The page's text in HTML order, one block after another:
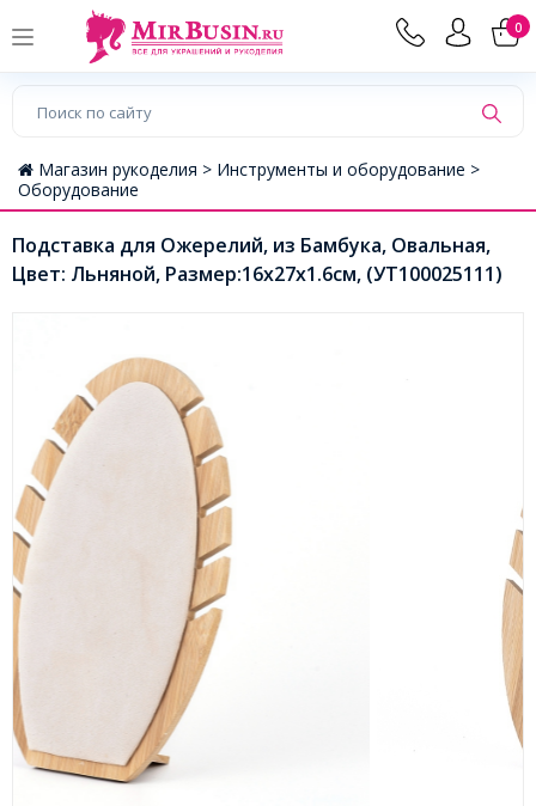
0
Магазин рукоделия > Инструменты и оборудование >
Оборудование
Подставка для Ожерелий, из Бамбука, Овальная,
Цвет: Льняной, Размер:16х27х1.6см, (УТ100025111)